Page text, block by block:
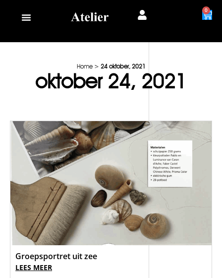
0
Home> 24 oktober, 2021
oktober 24, 2021
Groepsportret uit zee
LEES MEER